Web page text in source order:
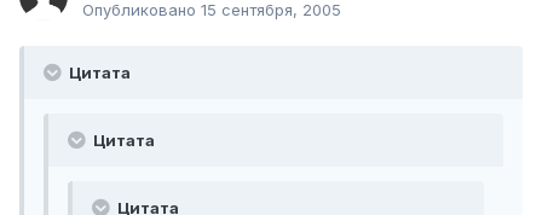
Опубликовано 15 сентября, 2005
Цитата
Цитата
Цитата